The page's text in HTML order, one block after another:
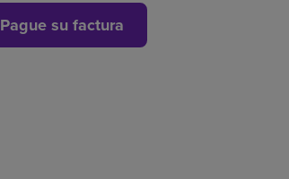
Pague su factura